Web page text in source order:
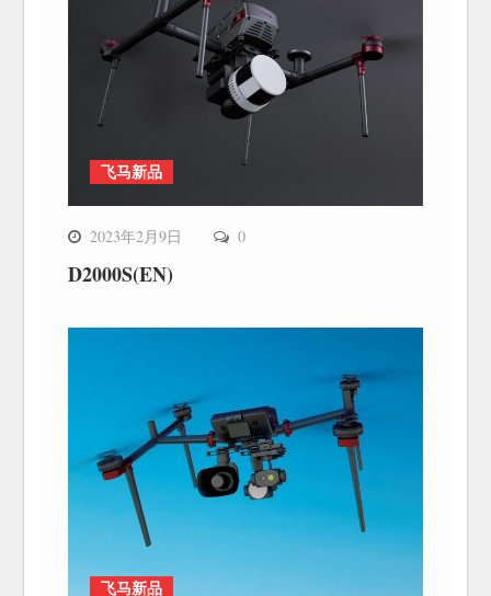
飞马新品
2023年2月9日 0
D2000S(EN)
飞马新品